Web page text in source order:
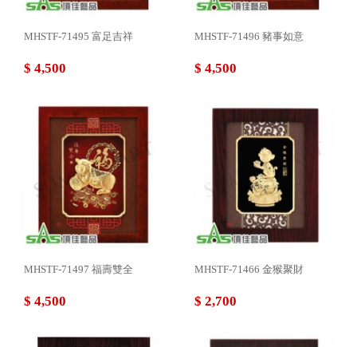
MHSTF-71495 富足吉祥
$ 4,500
MHSTF-71496 豬事如意
$ 4,500
MHSTF-71497 福壽雙全
$ 4,500
MHSTF-71466 金猴聚財
$ 2,700